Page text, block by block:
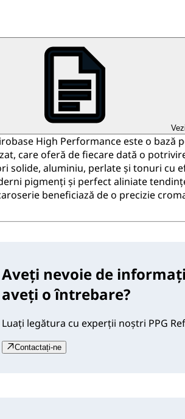
High Performance este o bază
care oferă de fiecare dată o
solide, aluminiu, perlate și tonuri cu
pigmenți și perfect aliniate
beneficiază de o precizie
Aveți nevoie de
aveți o întrebare?
Luați legătura cu experții noștri PPG
Contactați-ne